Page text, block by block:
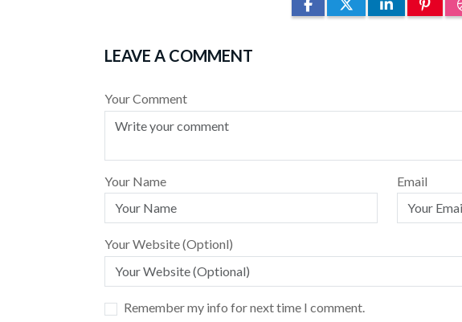
LEAVE A COMMENT
Your Comment
Your Name Email
Your Website (Optionl)
Remember my info for next time I comment.